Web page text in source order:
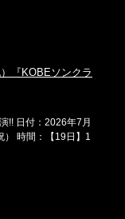
『KOBEソンクラ
!! 日付：2026年7月
） 時間：【19日】1